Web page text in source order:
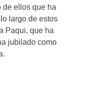
de ellos que ha
largo de estos
Paqui, que ha
jubilado como